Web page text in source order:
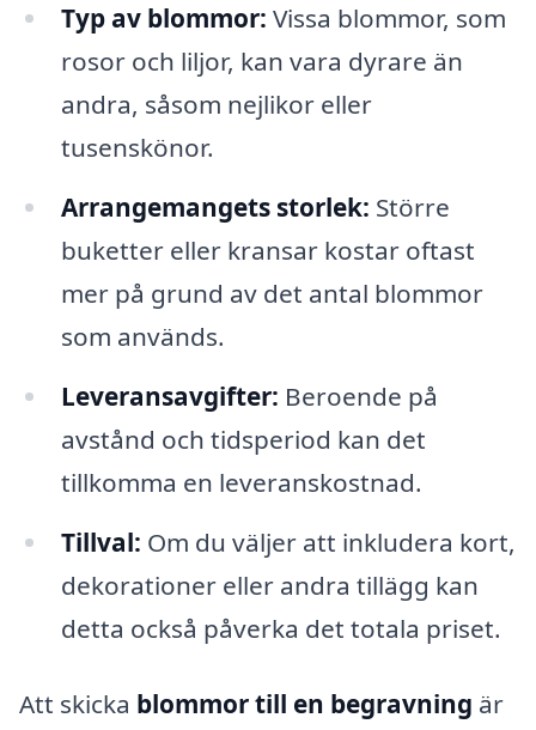
Typ av blommor: Vissa blommor, som
rosor och liljor, kan vara dyrare än
andra, såsom nejlikor eller
tusenskönor.
Arrangemangets storlek: Större
buketter eller kransar kostar oftast
mer på grund av det antal blommor
som används.
Leveransavgifter: Beroende på
avstånd och tidsperiod kan det
tillkomma en leveranskostnad.
Tillval: Om du väljer att inkludera kort,
dekorationer eller andra tillägg kan
detta också påverka det totala priset.
Att skicka blommor till en begravning är